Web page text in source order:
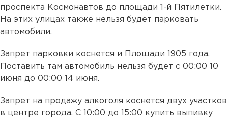
проспекта Космонавтов до площади 1-й Пятилетки.
На этих улицах также нельзя будет парковать
автомобили.
Запрет парковки коснется и Площади 1905 года.
Поставить там автомобиль нельзя будет с 00:00 10
июня до 00:00 14 июня.
Запрет на продажу алкоголя коснется двух участков
в центре города. С 10:00 до 15:00 купить выпивку